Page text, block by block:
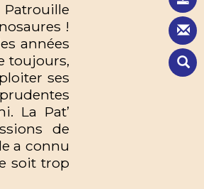
!
années
toujours,
ses
La Pat’
de
a connu
soit trop